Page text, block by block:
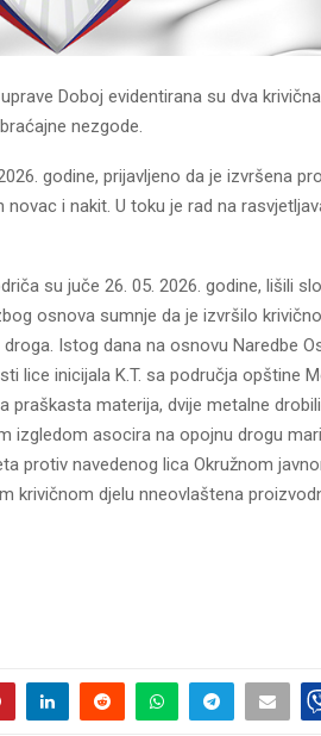
Doboj evidentirana su dva
nezgode.
godine, prijavljeno da je izvršena
i nakit. U toku je rad na
su juče 26. 05. 2026. godine, lišili
osnova sumnje da je izvršilo
Istog dana na osnovu Naredbe
lice inicijala K.T. sa područja opštine
praškasta materija, dvije metalne
izgledom asocira na opojnu drogu
protiv navedenog lica Okružnom
krivičnom djelu nneovlaštena